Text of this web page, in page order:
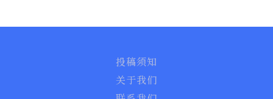
投稿须知
关于我们